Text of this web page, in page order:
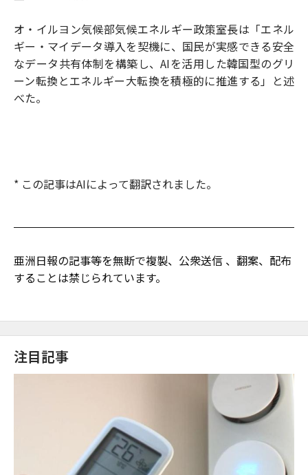
オ・イルヨン気候部気候エネルギー政策室長は「エネル
ギー・マイデータ導入を契機に、国民が実感できる安全
なデータ共有体制を構築し、AIを活用した韓国型のグリ
ーン転換とエネルギー大転換を積極的に推進する」と述
べた。
* この記事はAIによって翻訳されました。
亜洲日報の記事等を無断で複製、公衆送信 、翻案、配布
することは禁じられています。
注目記事